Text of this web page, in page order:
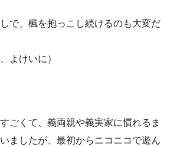
で、楓を抱っこし続けるのも大変だ
よけいに）
ごくて、義両親や義実家に慣れるま
ましたが、最初からニコニコで遊ん